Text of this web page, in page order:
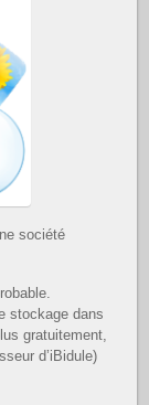
société
stockage dans
gratuitement,
d’iBidule)